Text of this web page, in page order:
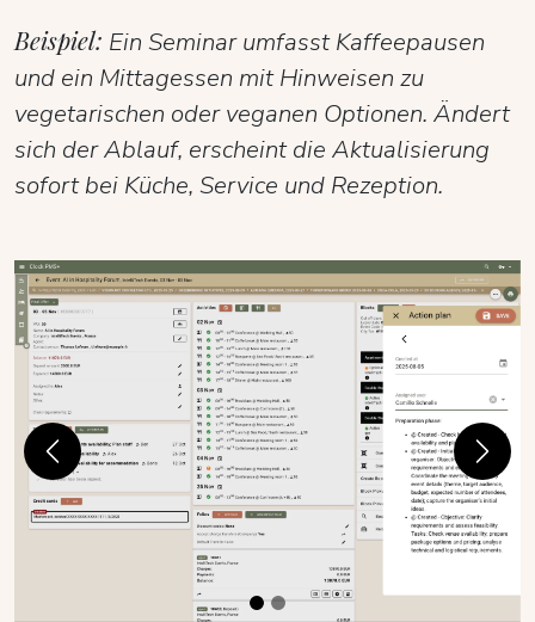
Beispiel: Ein Seminar umfasst Kaffeepausen
und ein Mittagessen mit Hinweisen zu
vegetarischen oder veganen Optionen. Ändert
sich der Ablauf, erscheint die Aktualisierung
sofort bei Küche, Service und Rezeption.
Previous Next